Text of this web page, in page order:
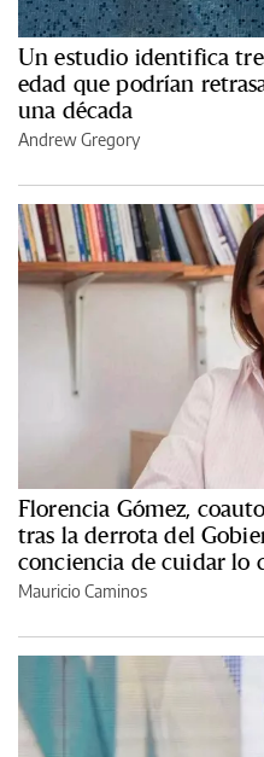
Un estudio identifica
edad que podrían
una década
Andrew Gregory
Florencia Gómez,
tras la derrota del
conciencia de cuidar lo
Mauricio Caminos